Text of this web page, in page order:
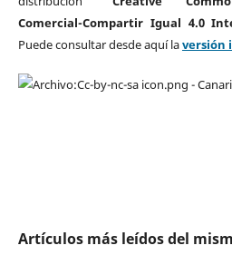
Comercial-Compartir Igual 4.0
Puede consultar desde aquí laversión
Artículos más leídos del